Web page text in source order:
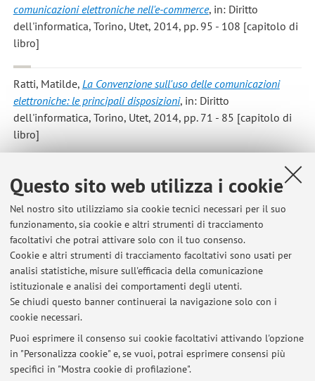
Questo sito web utilizza i cookie
Nel nostro sito utilizziamo sia cookie tecnici necessari per il suo
funzionamento, sia cookie e altri strumenti di tracciamento
facoltativi che potrai attivare solo con il tuo consenso.
Cookie e altri strumenti di tracciamento facoltativi sono usati per
analisi statistiche, misure sull'efficacia della comunicazione
istituzionale e analisi dei comportamenti degli utenti.
Se chiudi questo banner continuerai la navigazione solo con i
cookie necessari.
Puoi esprimere il consenso sui cookie facoltativi attivando l'opzione
in "Personalizza cookie" e, se vuoi, potrai esprimere consensi più
specifici in "Mostra cookie di profilazione".
comunicazioni elettroniche nell'e-commerce, in: Diritto
dell'informatica, Torino, Utet, 2014, pp. 95 - 108 [capitolo di
libro]
Ratti, Matilde, La Convenzione sull'uso delle comunicazioni
elettroniche: le principali disposizioni, in: Diritto
dell'informatica, Torino, Utet, 2014, pp. 71 - 85 [capitolo di
libro]
Ratti, Matilde
Luci ed ombre della Convenzione Uncitral
sull'uso delle comunicazioni elettroniche, in: Diritto
dell'informatica, Torino, Utet, 2014, pp. 86 - 94 [capitolo di
libro]
1 2
Ultimi avvisi